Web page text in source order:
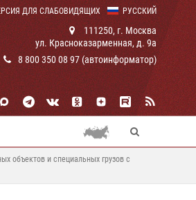
РУССКИЙ
ДЛЯ СЛАБОВИДЯЩИХ
111250, г. Москва
ул. Красноказарменная, д. 9а
8 800 350 08 97 (автоинформатор)
объектов и специальных грузов с